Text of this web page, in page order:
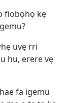
fiobọhọ kẹ
uvẹ rri
hu, erere vẹ
fa igemu